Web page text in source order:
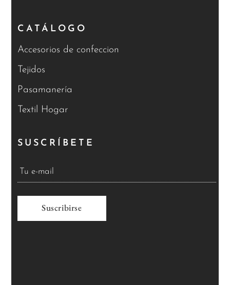
CATÁLOGO
Accesorios de confeccion
Tejidos
Pasamanería
Textil Hogar
SUSCRÍBETE